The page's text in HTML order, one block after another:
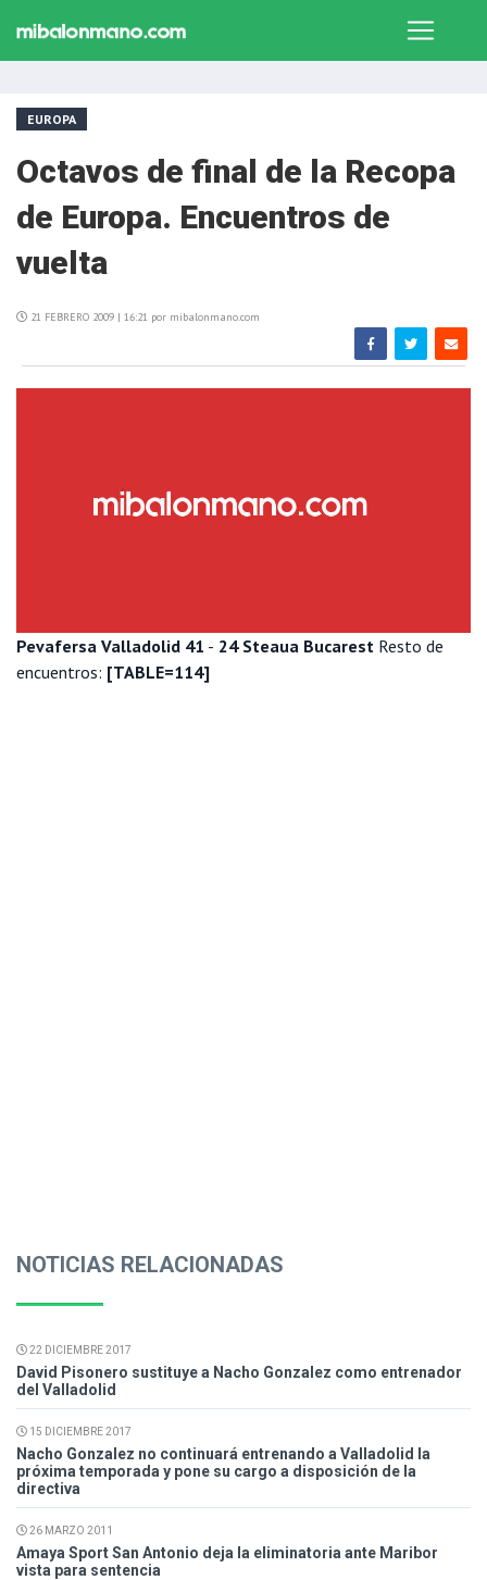
EUROPA
Octavos de final de la Recopa
de Europa. Encuentros de
vuelta
21 FEBRERO 2009 | 16:21 por mibalonmano.com
Pevafersa Valladolid 41 - 24 Steaua Bucarest Resto de
encuentros: [TABLE=114]
NOTICIAS RELACIONADAS
22 DICIEMBRE 2017
David Pisonero sustituye a Nacho Gonzalez como entrenador
del Valladolid
15 DICIEMBRE 2017
Nacho Gonzalez no continuará entrenando a Valladolid la
próxima temporada y pone su cargo a disposición de la
directiva
26 MARZO 2011
Amaya Sport San Antonio deja la eliminatoria ante Maribor
vista para sentencia